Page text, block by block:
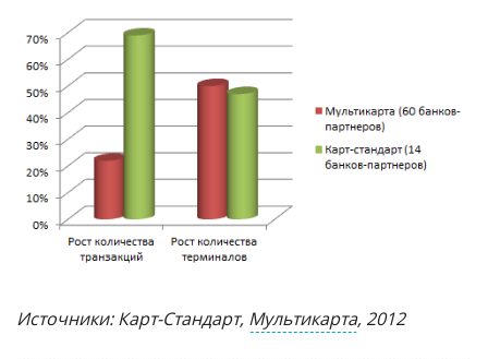
Источники: Карт-Стандарт, Мультикарта, 2012